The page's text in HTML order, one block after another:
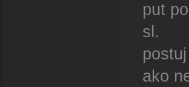
put
sl.
ako